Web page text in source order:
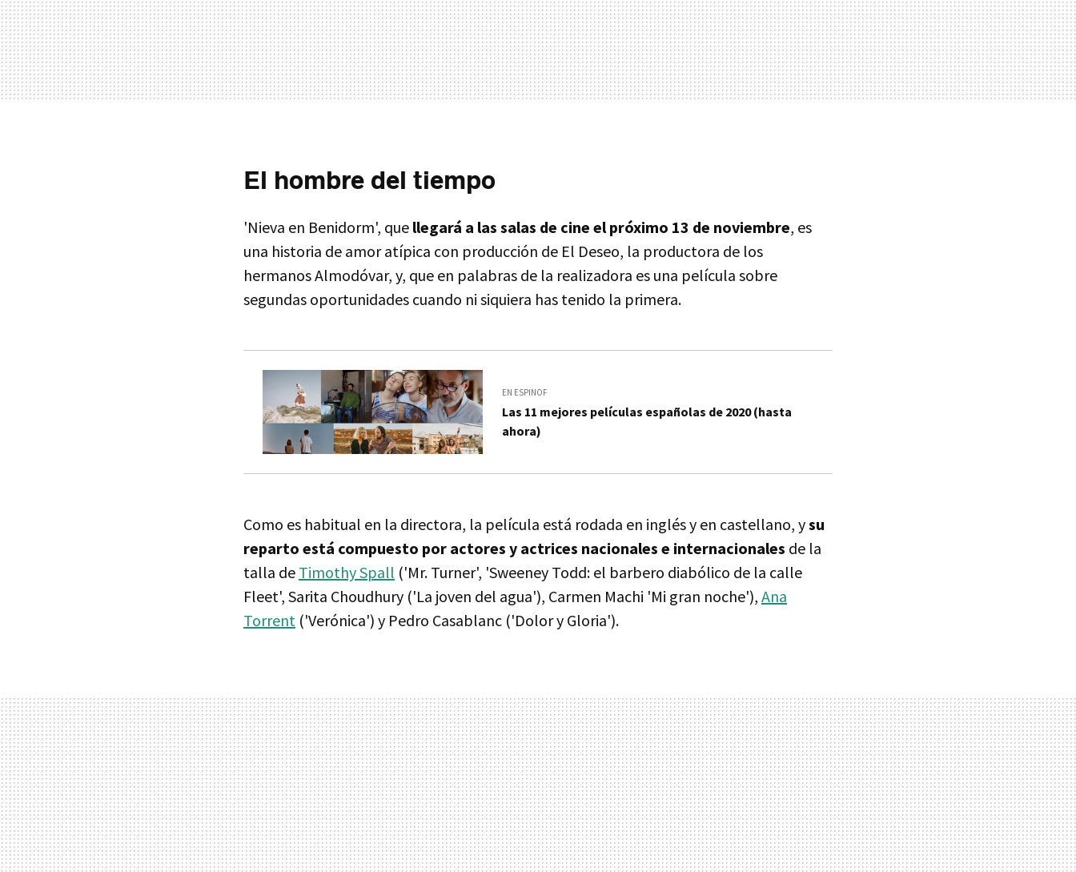
El hombre del tiempo
'Nieva en Benidorm', que llegará a las salas de cine el próximo 13 de noviembre, es
una historia de amor atípica con producción de El Deseo, la productora de los
hermanos Almodóvar, y, que en palabras de la realizadora es una película sobre
segundas oportunidades cuando ni siquiera has tenido la primera.
EN ESPINOF
Las 11 mejores películas españolas de 2020 (hasta
ahora)
Como es habitual en la directora, la película está rodada en inglés y en castellano, ysu
reparto está compuesto por actores y actrices nacionales e internacionales de la
talla de Timothy Spall ('Mr. Turner', 'Sweeney Todd: el barbero diabólico de la calle
Fleet', Sarita Choudhury ('La joven del agua'), Carmen Machi 'Mi gran noche'), Ana
Torrent ('Verónica') y Pedro Casablanc ('Dolor y Gloria').